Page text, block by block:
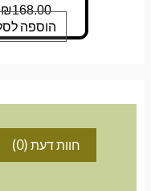
₪168.00
הוספה לסל
חוות דעת (0)